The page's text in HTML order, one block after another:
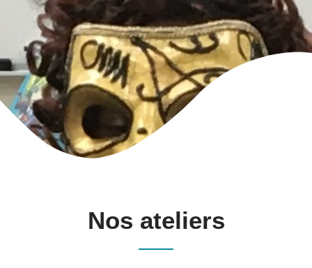
Nos ateliers